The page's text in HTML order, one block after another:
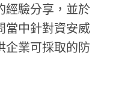
經驗分享，並於
當中針對資安威
企業可採取的防